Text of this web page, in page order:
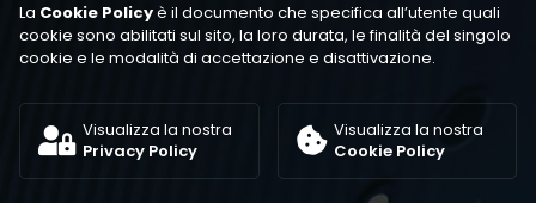
La Cookie Policyè il documento che specifica all’utente quali
cookie sono abilitati sul sito, la loro durata, le finalità del singolo
cookie e le modalità di accettazione e disattivazione.
Visualizza la nostra
Privacy Policy
Visualizza la nostra
Cookie Policy